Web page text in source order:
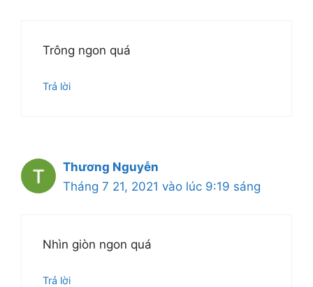
Trông ngon quá
Trả lời
Thương Nguyễn
Tháng 7 21, 2021 vào lúc 9:19 sáng
Nhìn giòn ngon quá
Trả lời